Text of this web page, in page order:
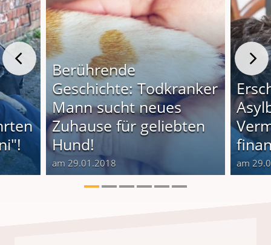
Berührende
Geschichte: Todkranker
Mann sucht neues
Zuhause für geliebten
Hund!
am 29.01.2018 am